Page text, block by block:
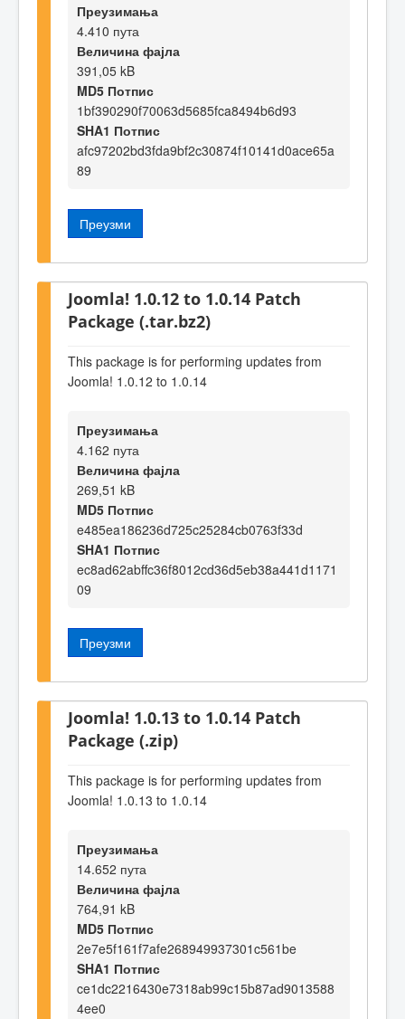
Преузимања
4.410 пута
Величина фајла
391,05 kB
MD5 Потпис
1bf390290f70063d5685fca8494b6d93
SHA1 Потпис
afc97202bd3fda9bf2c30874f10141d0ace65a
89
Преузми
Joomla! 1.0.12 to 1.0.14 Patch
Package (.tar.bz2)
This package is for performing updates from
Joomla! 1.0.12 to 1.0.14
Преузимања
4.162 пута
Величина фајла
269,51 kB
MD5 Потпис
e485ea186236d725c25284cb0763f33d
SHA1 Потпис
ec8ad62abffc36f8012cd36d5eb38a441d1171
09
Преузми
Joomla! 1.0.13 to 1.0.14 Patch
Package (.zip)
This package is for performing updates from
Joomla! 1.0.13 to 1.0.14
Преузимања
14.652 пута
Величина фајла
764,91 kB
MD5 Потпис
2e7e5f161f7afe268949937301c561be
SHA1 Потпис
ce1dc2216430e7318ab99c15b87ad9013588
4ee0